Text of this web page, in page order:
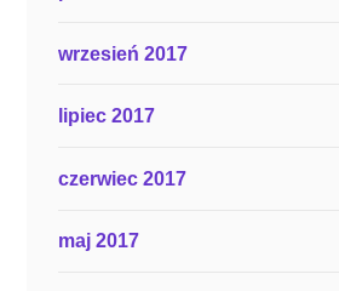
wrzesień 2017
lipiec 2017
czerwiec 2017
maj 2017